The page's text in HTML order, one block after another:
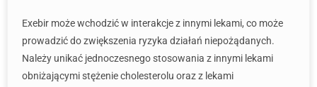
Exebir może wchodzić w interakcje z innymi lekami, co może
prowadzić do zwiększenia ryzyka działań niepożądanych.
Należy unikać jednoczesnego stosowania z innymi lekami
obniżającymi stężenie cholesterolu oraz z lekami